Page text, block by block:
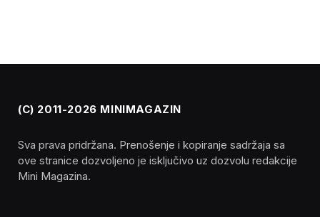
(C) 2011-2026 MINIMAGAZIN
Sva prava pridržana. Prenošenje i kopiranje sadržaja sa
ove stranice dozvoljeno je isključivo uz dozvolu redakcije
Mini Magazina.